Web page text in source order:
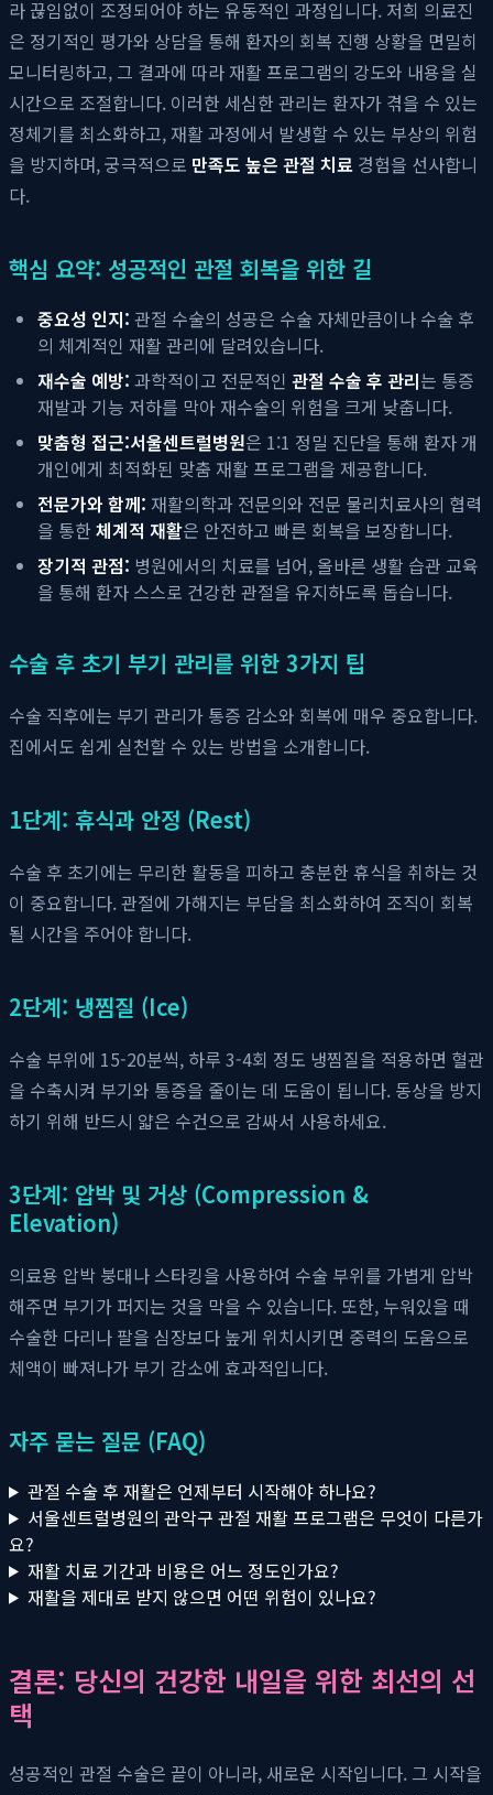
라 끊임없이 조정되어야 하는 유동적인 과정입니다. 저희 의료진
은 정기적인 평가와 상담을 통해 환자의 회복 진행 상황을 면밀히
모니터링하고, 그 결과에 따라 재활 프로그램의 강도와 내용을 실
시간으로 조절합니다. 이러한 세심한 관리는 환자가 겪을 수 있는
정체기를 최소화하고, 재활 과정에서 발생할 수 있는 부상의 위험
을 방지하며, 궁극적으로 만족도 높은 관절 치료 경험을 선사합니
다.
핵심 요약: 성공적인 관절 회복을 위한 길
중요성 인지: 관절 수술의 성공은 수술 자체만큼이나 수술 후
의 체계적인 재활 관리에 달려있습니다.
재수술 예방: 과학적이고 전문적인 관절 수술 후 관리는 통증
재발과 기능 저하를 막아 재수술의 위험을 크게 낮춥니다.
맞춤형 접근:서울센트럴병원은 1:1 정밀 진단을 통해 환자 개
개인에게 최적화된 맞춤 재활 프로그램을 제공합니다.
전문가와 함께: 재활의학과 전문의와 전문 물리치료사의 협력
을 통한 체계적 재활은 안전하고 빠른 회복을 보장합니다.
장기적 관점: 병원에서의 치료를 넘어, 올바른 생활 습관 교육
을 통해 환자 스스로 건강한 관절을 유지하도록 돕습니다.
수술 후 초기 부기 관리를 위한 3가지 팁
수술 직후에는 부기 관리가 통증 감소와 회복에 매우 중요합니다.
집에서도 쉽게 실천할 수 있는 방법을 소개합니다.
1단계: 휴식과 안정 (Rest)
수술 후 초기에는 무리한 활동을 피하고 충분한 휴식을 취하는 것
이 중요합니다. 관절에 가해지는 부담을 최소화하여 조직이 회복
될 시간을 주어야 합니다.
2단계: 냉찜질 (Ice)
수술 부위에 15-20분씩, 하루 3-4회 정도 냉찜질을 적용하면 혈관
을 수축시켜 부기와 통증을 줄이는 데 도움이 됩니다. 동상을 방지
하기 위해 반드시 얇은 수건으로 감싸서 사용하세요.
3단계: 압박 및 거상 (Compression &
Elevation)
의료용 압박 붕대나 스타킹을 사용하여 수술 부위를 가볍게 압박
해주면 부기가 퍼지는 것을 막을 수 있습니다. 또한, 누워있을 때
수술한 다리나 팔을 심장보다 높게 위치시키면 중력의 도움으로
체액이 빠져나가 부기 감소에 효과적입니다.
자주 묻는 질문 (FAQ)
관절 수술 후 재활은 언제부터 시작해야 하나요?
서울센트럴병원의 관악구 관절 재활 프로그램은 무엇이 다른가
요?
재활 치료 기간과 비용은 어느 정도인가요?
재활을 제대로 받지 않으면 어떤 위험이 있나요?
결론: 당신의 건강한 내일을 위한 최선의 선
택
성공적인 관절 수술은 끝이 아니라, 새로운 시작입니다. 그 시작을